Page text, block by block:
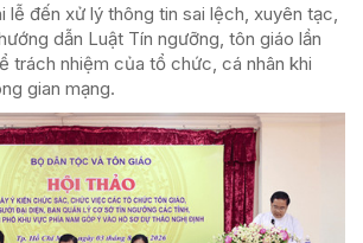
lễ đến xử lý thông tin sai lệch, xuyên tạc,
dẫn Luật Tín ngưỡng, tôn giáo lần
trách nhiệm của tổ chức, cá nhân khi
gian mạng.